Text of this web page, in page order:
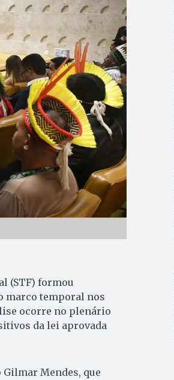
(STF) formou
marco temporal nos
ocorre no plenário
da lei aprovada
Mendes, que